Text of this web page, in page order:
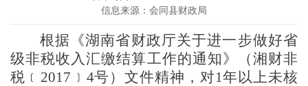
信息来源：会同县财政局
根据《湖南省财政厅关于进一步做好省
级非税收入汇缴结算工作的通知》（湘财非
税﹝ 2017﹞4号）文件精神，对1年以上未核